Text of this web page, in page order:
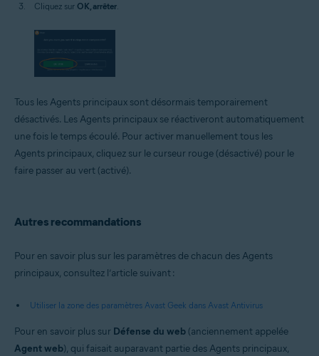
Cliquez sur OK, arrêter.
Tous les Agents principaux sont désormais temporairement
désactivés. Les Agents principaux se réactiveront automatiquement
une fois le temps écoulé. Pour activer manuellement tous les
Agents principaux, cliquez sur le curseur rouge (désactivé) pour le
faire passer au vert (activé).
Autres recommandations
Pour en savoir plus sur les paramètres de chacun des Agents
principaux, consultez l’article suivant :
Utiliser la zone des paramètres Avast Geek dans Avast Antivirus
Pour en savoir plus sur Défense du web (anciennement appelée
Agent web), qui faisait auparavant partie des Agents principaux,